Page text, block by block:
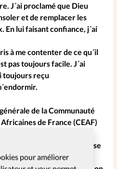
pour améliorer
J´ai proclamé que Dieu
et de remplacer les
En lui faisant confiance, j´ai
à me contenter de ce qu´il
pas toujours facile. J´ai
toujours reçu
de la Communauté
de France (CEAF)
des femmes dans l´église